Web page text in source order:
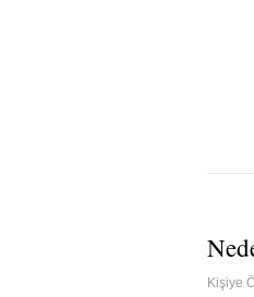
Kişiye